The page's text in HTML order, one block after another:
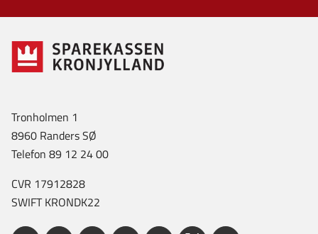
Tronholmen 1
8960 Randers SØ
Telefon 89 12 24 00
CVR 17912828
SWIFT KRONDK22